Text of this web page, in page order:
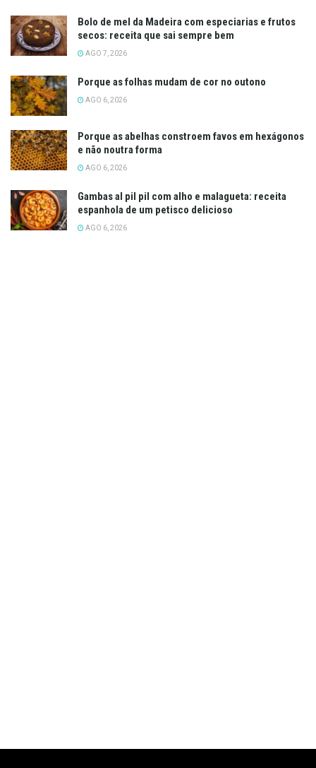
Bolo de mel da Madeira com especiarias e frutos
secos: receita que sai sempre bem
AGO 7, 2026
Porque as folhas mudam de cor no outono
AGO 6, 2026
Porque as abelhas constroem favos em hexágonos
e não noutra forma
AGO 6, 2026
Gambas al pil pil com alho e malagueta: receita
espanhola de um petisco delicioso
AGO 6, 2026